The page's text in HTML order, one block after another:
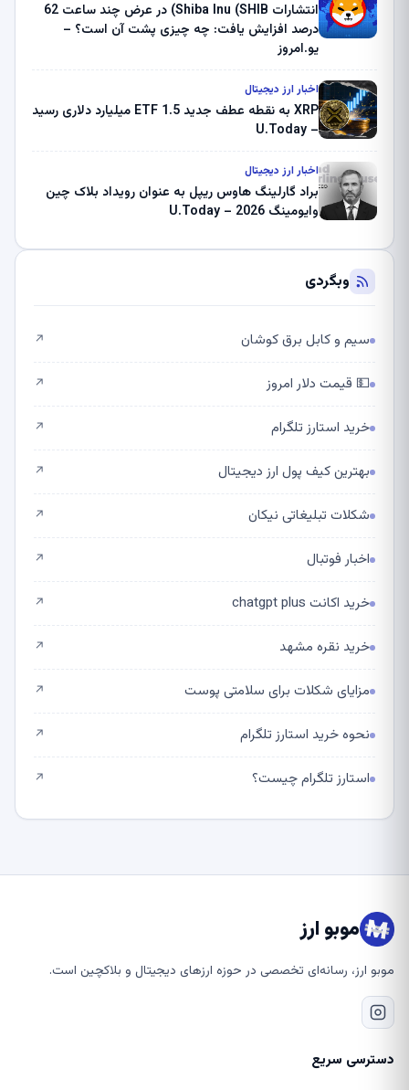
انتشارات Shiba Inu (SHIB) در عرض چند ساعت 62
درصد افزایش یافت: چه چیزی پشت آن است؟ –
یو.امروز
اخبار ارز دیجیتال
XRP به نقطه عطف جدید ETF 1.5 میلیارد دلاری رسید
– U.Today
اخبار ارز دیجیتال
براد گارلینگ هاوس ریپل به عنوان رویداد بلاک چین
وایومینگ 2026 – U.Today
وبگردی
سیم و کابل برق کوشان ↗
💵 قیمت دلار امروز ↗
خرید استارز تلگرام ↗
بهترین کیف پول ارز دیجیتال ↗
شکلات تبلیغاتی نیکان ↗
اخبار فوتبال ↗
خرید اکانت chatgpt plus ↗
خرید نقره مشهد ↗
مزایای شکلات برای سلامتی پوست ↗
نحوه خرید استارز تلگرام ↗
استارز تلگرام چیست؟ ↗
موبو ارز
موبو ارز، رسانه‌ای تخصصی در حوزه ارزهای دیجیتال و بلاکچین است.
دسترسی سریع